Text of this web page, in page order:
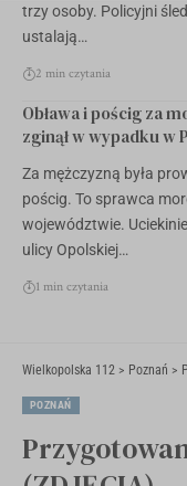
trzy osoby. Policyjni
ustalają…
2 min czytania
Obława i pościg za
zginął w wypadku w
Za mężczyzną była
pościg. To sprawca
województwie.
ulicy Opolskiej…
1 min czytania
Wielkopolska 112 > Poznań >
POZNAŃ